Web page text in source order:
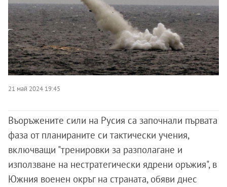
21 май 2024 19:45
Въоръжените сили на Русия са започнали първата
фаза от планираните си тактически учения,
включващи "тренировки за разполагане и
използване на нестратегически ядрени оръжия", в
Южния военен окръг на страната, обяви днес